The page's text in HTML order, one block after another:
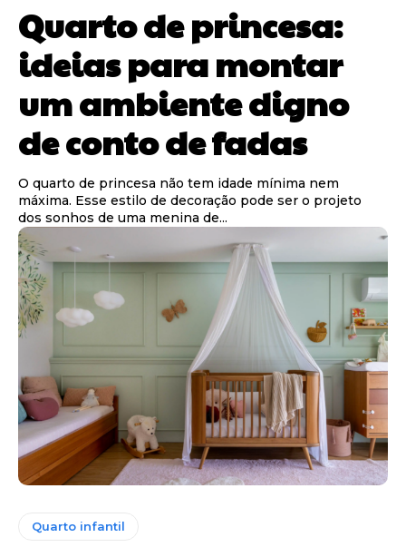
Quarto de princesa:
ideias para montar
um ambiente digno
de conto de fadas
O quarto de princesa não tem idade mínima nem
máxima. Esse estilo de decoração pode ser o projeto
dos sonhos de uma menina de...
Quarto infantil